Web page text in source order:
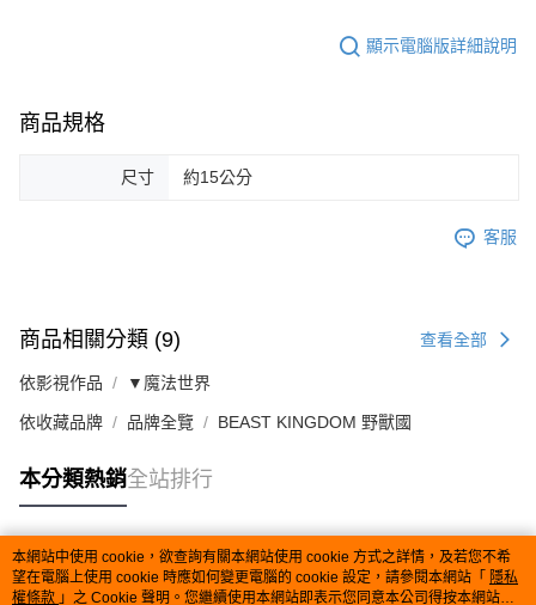
顯示電腦版詳細說明
商品規格
尺寸 約15公分
客服
商品相關分類 (9) 查看全部
依影視作品 ▼魔法世界
依收藏品牌 品牌全覽 BEAST KINGDOM 野獸國
本分類熱銷全站排行
熱門標籤
本網站中使用 cookie，欲查詢有關本網站使用 cookie 方式之詳情，及若您不希
望在電腦上使用 cookie 時應如何變更電腦的 cookie 設定，請參閱本網站「 隱私
權條款 」之 Cookie 聲明。您繼續使用本網站即表示您同意本公司得按本網站使